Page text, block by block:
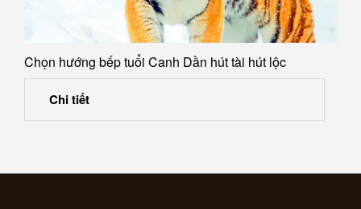
Chọn hướng bếp tuổi Canh Dần hút tài hút lộc
Chi tiết